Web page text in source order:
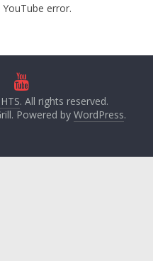
error.
. All rights reserved.
Powered by WordPress.